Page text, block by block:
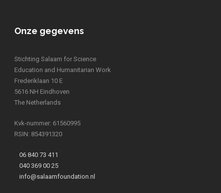
Onze gegevens
Stichting Salaam for Science
Education and Humanitarian Work
Frederiklaan 10 E
5616 NH Eindhoven
The Netherlands
Kvk-nummer: 61560995
RSIN: 854391320
06 840 73 411
040 369 00 25
info@salaamfoundation.nl